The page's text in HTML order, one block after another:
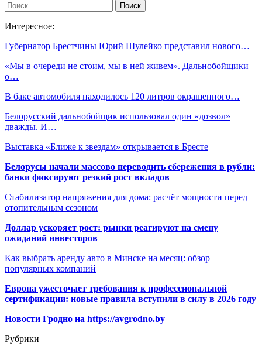
Интересное:
Губернатор Брестчины Юрий Шулейко представил нового…
«Мы в очереди не стоим, мы в ней живем». Дальнобойщики
о…
В баке автомобиля находилось 120 литров окрашенного…
Белорусский дальнобойщик использовал один «дозвол»
дважды. И…
Выставка «Ближе к звездам» открывается в Бресте
Белорусы начали массово переводить сбережения в рубли:
банки фиксируют резкий рост вкладов
Стабилизатор напряжения для дома: расчёт мощности перед
отопительным сезоном
Доллар ускоряет рост: рынки реагируют на смену
ожиданий инвесторов
Как выбрать аренду авто в Минске на месяц: обзор
популярных компаний
Европа ужесточает требования к профессиональной
сертификации: новые правила вступили в силу в 2026 году
Новости Гродно на https://avgrodno.by
Рубрики